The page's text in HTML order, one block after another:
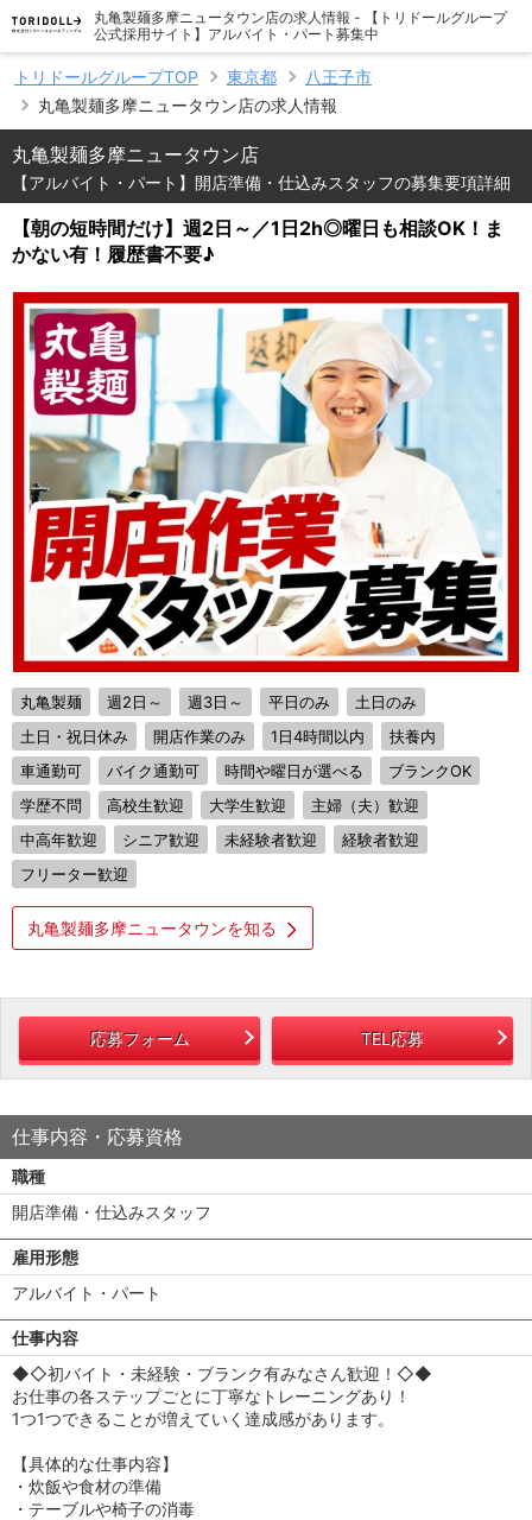
丸亀製麺多摩ニュータウン店の求人情報 - 【トリドールグループ
公式採用サイト】アルバイト・パート募集中
トリドールグループTOP 東京都
八王子市
丸亀製麺多摩ニュータウン店の求人情報
丸亀製麺多摩ニュータウン店
【アルバイト・パート】開店準備・仕込みスタッフの募集要項詳細
【朝の短時間だけ】週2日～／1日2h◎曜日も相談OK！ま
かない有！履歴書不要♪
丸亀製麺 週2日～ 週3日～ 平日のみ
土日のみ
土日・祝日休み
開店作業のみ 1日4時間以内
扶養内
車通勤可
バイク通勤可 時間や曜日が選べる
ブランクOK
学歴不問
高校生歓迎 大学生歓迎
主婦（夫）歓迎
中高年歓迎
シニア歓迎 未経験者歓迎
経験者歓迎
フリーター歓迎
丸亀製麺多摩ニュータウンを知る
応募フォーム TEL応募
仕事内容・応募資格
職種
開店準備・仕込みスタッフ
雇用形態
アルバイト・パート
仕事内容
◆◇初バイト・未経験・ブランク有みなさん歓迎！◇◆
お仕事の各ステップごとに丁寧なトレーニングあり！
1つ1つできることが増えていく達成感があります。
【具体的な仕事内容】
・炊飯や食材の準備
・テーブルや椅子の消毒